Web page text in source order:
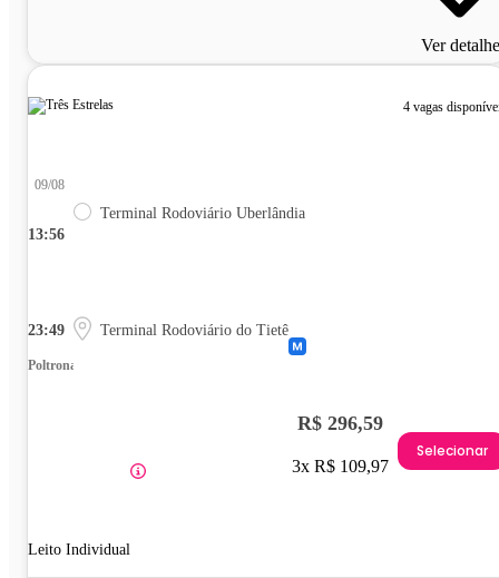
Ver
4 vagas
13:56
09/08
Terminal Rodoviário Uberlândia
23:49 Terminal Rodoviário do Tietê
Poltrona
Leito Individual
R$ 296,59
3x R$ 109,97
Selecionar